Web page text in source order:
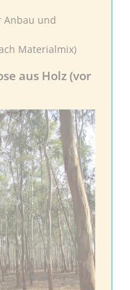
Anbau und
Materialmix)
aus Holz (vor